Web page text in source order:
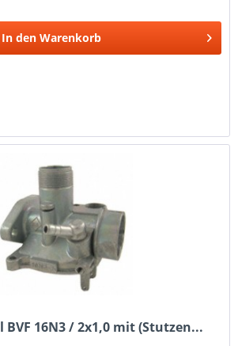
In den Warenkorb
16N3 / 2x1,0 mit (Stutzen...